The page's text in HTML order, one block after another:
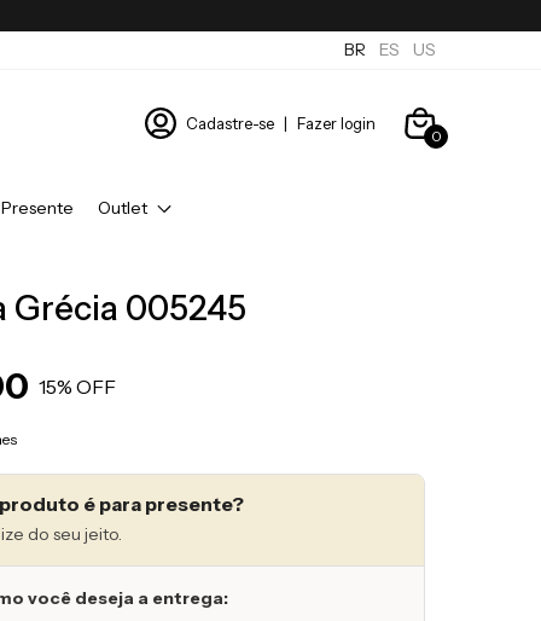
BR ES US
Cadastre-se | Fazer login
0
Outlet
Grécia 005245
15% OFF
é para presente?
do seu jeito.
você deseja a entrega: